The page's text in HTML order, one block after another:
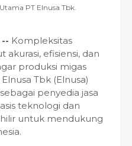
PT Elnusa Tbk.
Kompleksitas
efisiensi, dan
produksi migas
Tbk (Elnusa)
penyedia jasa
teknologi dan
untuk mendukung